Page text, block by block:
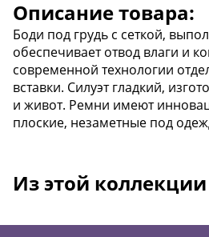
Описание товара:
Боди под грудь с сеткой,
обеспечивает отвод влаги и
современной технологии
вставки. Силуэт гладкий,
и живот. Ремни имеют
плоские, незаметные под
Из этой коллекции